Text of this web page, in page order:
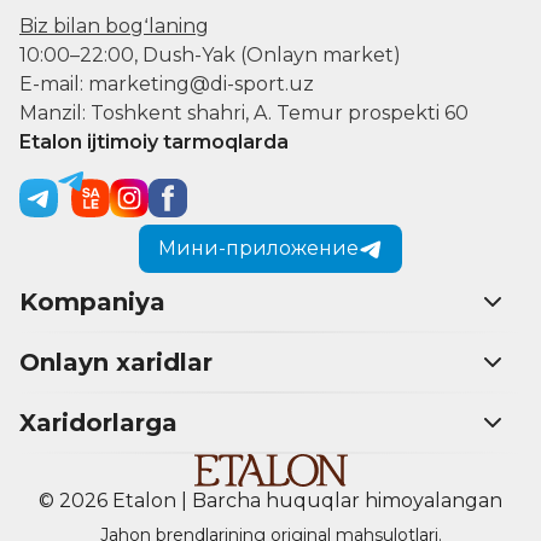
Biz bilan bogʻlaning
10:00–22:00, Dush-Yak (Onlayn market)
E-mail: marketing@di-sport.uz
Manzil: Toshkent shahri, A. Temur prospekti 60
Etalon ijtimoiy tarmoqlarda
Мини-приложение
Kompaniya
Onlayn xaridlar
Xaridorlarga
© 2026 Etalon | Barcha huquqlar himoyalangan
Jahon brendlarining original mahsulotlari.